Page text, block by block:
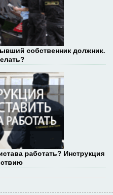
собственник должник.
работать? Инструкция